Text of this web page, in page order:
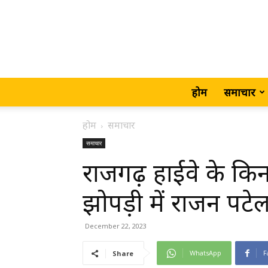
होम समाचार
होम समाचार
समाचार
राजगढ़ हाईवे के
झोपड़ी में राजन
December 22, 2023
Share WhatsApp